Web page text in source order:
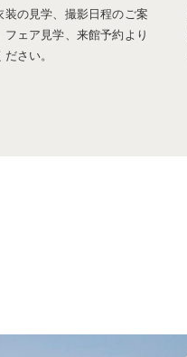
装の見学、撮影日程のご案
フェア見学、来館予約より
さい。